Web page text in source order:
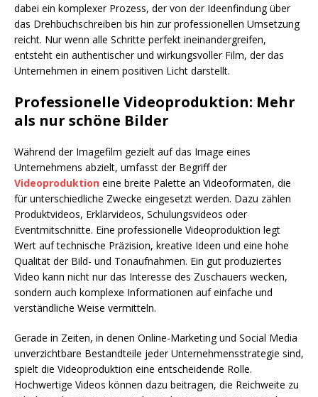
dabei ein komplexer Prozess, der von der Ideenfindung über
das Drehbuchschreiben bis hin zur professionellen Umsetzung
reicht. Nur wenn alle Schritte perfekt ineinandergreifen,
entsteht ein authentischer und wirkungsvoller Film, der das
Unternehmen in einem positiven Licht darstellt.
Professionelle Videoproduktion: Mehr
als nur schöne Bilder
Während der Imagefilm gezielt auf das Image eines
Unternehmens abzielt, umfasst der Begriff der
Videoproduktion eine breite Palette an Videoformaten, die
für unterschiedliche Zwecke eingesetzt werden. Dazu zählen
Produktvideos, Erklärvideos, Schulungsvideos oder
Eventmitschnitte. Eine professionelle Videoproduktion legt
Wert auf technische Präzision, kreative Ideen und eine hohe
Qualität der Bild- und Tonaufnahmen. Ein gut produziertes
Video kann nicht nur das Interesse des Zuschauers wecken,
sondern auch komplexe Informationen auf einfache und
verständliche Weise vermitteln.
Gerade in Zeiten, in denen Online-Marketing und Social Media
unverzichtbare Bestandteile jeder Unternehmensstrategie sind,
spielt die Videoproduktion eine entscheidende Rolle.
Hochwertige Videos können dazu beitragen, die Reichweite zu